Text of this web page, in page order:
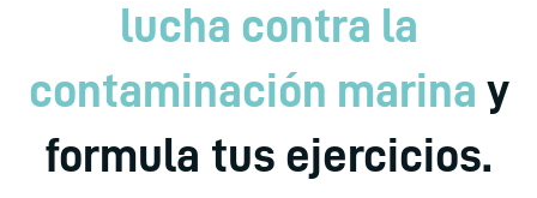
lucha contra la
contaminación marina y
formula tus ejercicios.